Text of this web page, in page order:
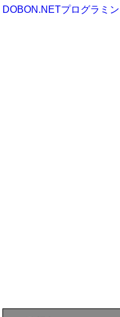
DOBON.NETプログラミ